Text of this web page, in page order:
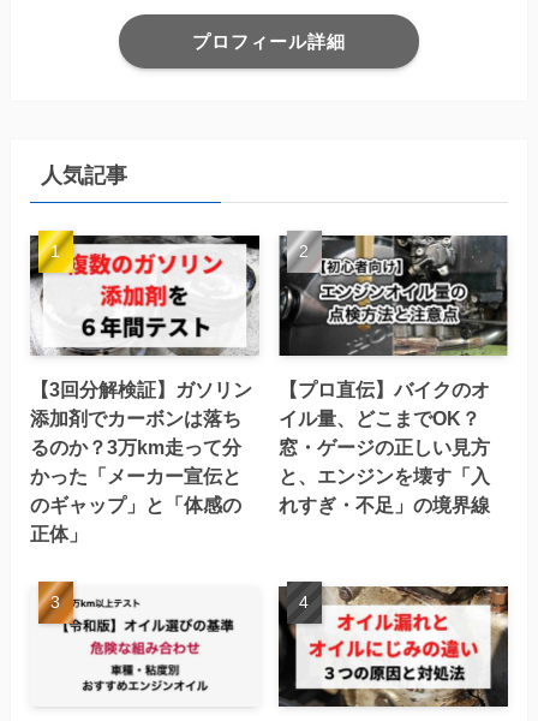
プロフィール詳細
人気記事
【3回分解検証】ガソリン
添加剤でカーボンは落ち
るのか？3万km走って分
かった「メーカー宣伝と
のギャップ」と「体感の
正体」
【プロ直伝】バイクのオ
イル量、どこまでOK？
窓・ゲージの正しい見方
と、エンジンを壊す「入
れすぎ・不足」の境界線